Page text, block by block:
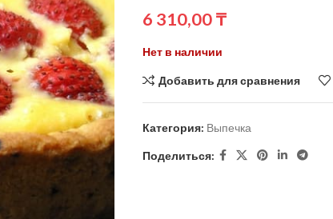
6 310,00₸
Нет в наличии
Добавить для сравнения
Категория: Выпечка
Поделиться: